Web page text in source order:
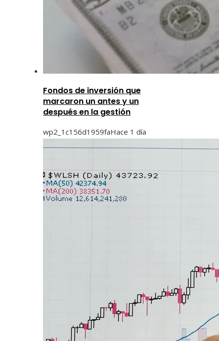
Fondos de inversión que
marcaron un antes y un
después en la gestión
wp2_1c156d1959faHace 1 día